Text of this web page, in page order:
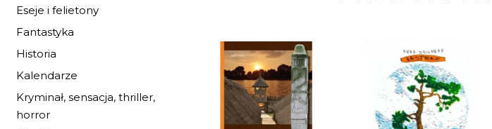
Eseje i felietony
Fantastyka
Historia
Kalendarze
Kryminał, sensacja, thriller,
horror